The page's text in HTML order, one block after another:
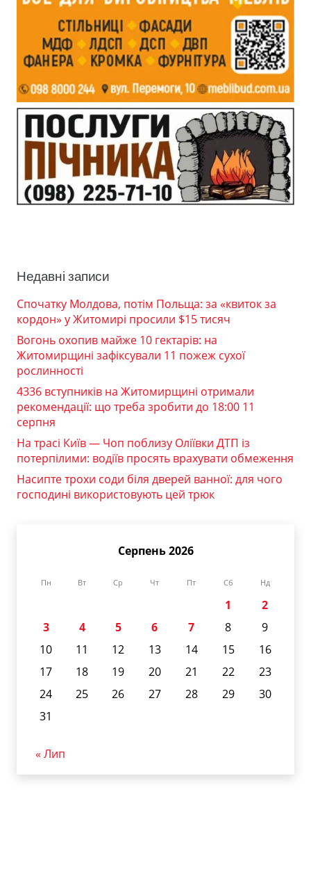
Недавні записи
Спочатку Молдова, потім Польща: за «квиток за
кордон» у Житомирі просили $15 тисяч
Вогонь охопив майже 10 гектарів: на
Житомирщині зафіксували 11 пожеж сухої
рослинності
4336 вступників на Житомирщині отримали
рекомендації: що треба зробити до 18:00 11
серпня
На трасі Київ — Чоп поблизу Оліївки ДТП із
потерпілими: водіїв просять врахувати обмеження
Насипте трохи соди біля дверей ванної: для чого
господині використовують цей трюк
Серпень 2026
Пн Вт Ср Чт Пт Сб Нд
1
2
3
4 5 6 7 8
9
10
11 12 13 14 15
16
17
18 19 20 21 22
23
24
25 26 27 28 29
30
31
« Лип